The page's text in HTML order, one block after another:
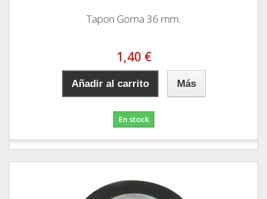
Tapon Goma 36 mm.
1,40 €
Añadir al carrito Más
En stock